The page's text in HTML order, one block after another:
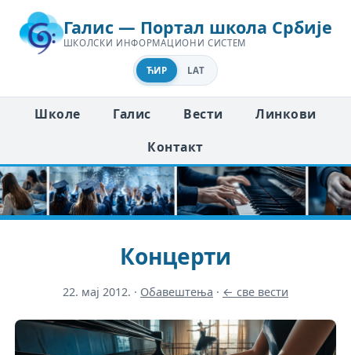
Галис — Портал школа Србије
ШКОЛСКИ ИНФОРМАЦИОНИ СИСТЕМ
ЋИР LAT
Школе Галис Вести
Линкови
Контакт
Концерти
22. мај 2012. · Обавештења · ← све вести